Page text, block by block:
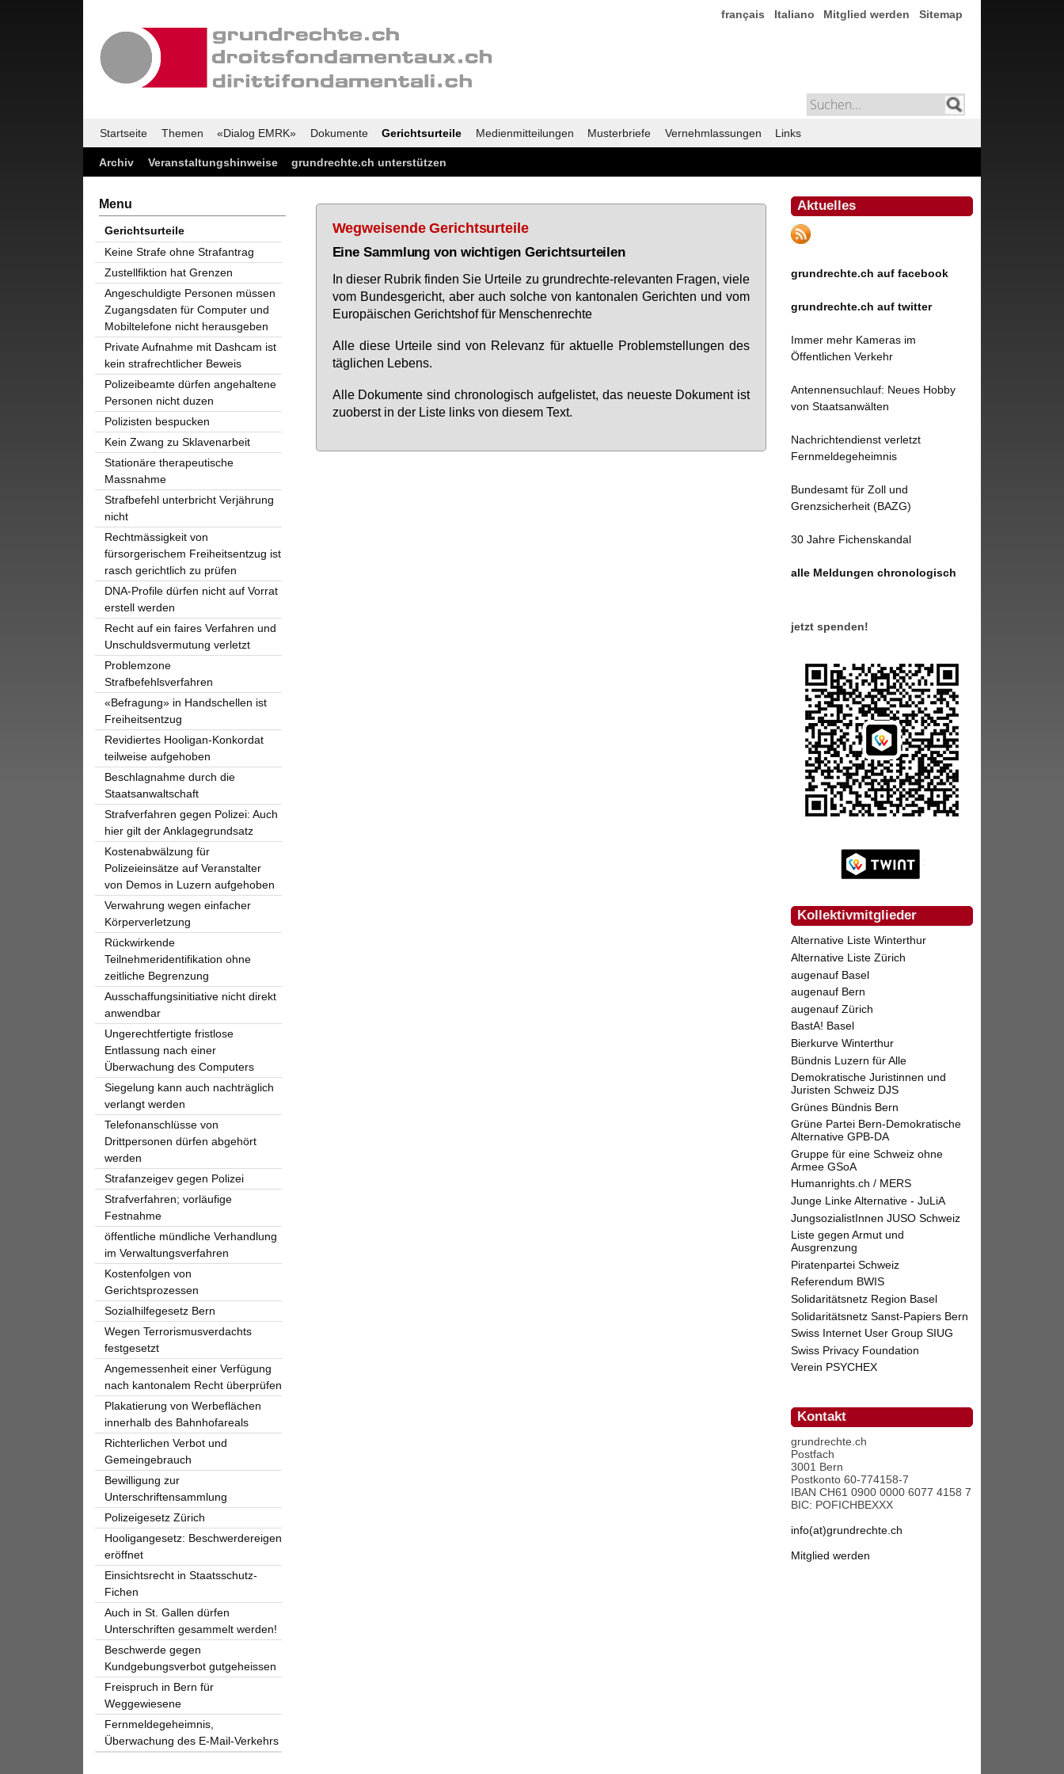
français Italiano Mitglied werden Sitemap
Startseite Themen «Dialog EMRK» Dokumente Gerichtsurteile Medienmitteilungen Musterbriefe Vernehmlassungen Links
Archiv Veranstaltungshinweise grundrechte.ch unterstützen
Weg­wei­sen­de Ge­richts­ur­tei­le
Ei­ne Samm­lung von wich­ti­gen Ge­richts­ur­tei­len
In die­ser Ru­brik fin­den Sie Ur­tei­le zu grund­rech­te-re­le­van­ten Fra­gen, vie­le
vom Bun­des­ge­richt, aber auch sol­che von kan­to­na­len Ge­rich­ten und vom
Eu­ro­päi­schen Ge­richts­hof für Men­schen­rech­te
Al­le die­se Ur­tei­le sind von Re­le­vanz für ak­tu­el­le Pro­blem­stel­lun­gen des
täg­li­chen Le­bens.
Al­le Do­ku­men­te sind chro­no­lo­gisch auf­ge­lis­tet, das neu­es­te Do­ku­ment ist
zu­oberst in der Lis­te links von die­sem Text.
Aktuelles
grundrechte.ch auf facebook
grundrechte.ch auf twitter
Immer mehr Kameras im
Öffentlichen Verkehr
Antennensuchlauf: Neues Hobby
von Staatsanwälten
Nachrichtendienst verletzt
Fernmeldegeheimnis
Bundesamt für Zoll und
Grenzsicherheit (BAZG)
30 Jahre Fichenskandal
alle Meldungen chronologisch
jetzt spenden!
Kollektivmitglieder
Alternative Liste Winterthur
Alternative Liste Zürich
augenauf Basel
augenauf Bern
augenauf Zürich
BastA! Basel
Bierkurve Winterthur
Bündnis Luzern für Alle
Demokratische Juristinnen und
Juristen Schweiz DJS
Grünes Bündnis Bern
Grüne Partei Bern-Demokratische
Alternative GPB-DA
Gruppe für eine Schweiz ohne
Armee GSoA
Humanrights.ch / MERS
Junge Linke Alternative - JuLiA
JungsozialistInnen JUSO Schweiz
Liste gegen Armut und
Ausgrenzung
Piratenpartei Schweiz
Referendum BWIS
Solidaritätsnetz Region Basel
Solidaritätsnetz Sanst-Papiers Bern
Swiss Internet User Group SIUG
Swiss Privacy Foundation
Verein PSYCHEX
Kontakt
grundrechte.ch
Postfach
3001 Bern
Postkonto 60-774158-7
IBAN CH61 0900 0000 6077 4158 7
BIC: POFICHBEXXX
info(at)grundrechte.ch
Mitglied werden
Menu
Gerichtsurteile
Keine Strafe ohne Strafantrag
Zustellfiktion hat Grenzen
Angeschuldigte Personen müssen
Zugangsdaten für Computer und
Mobiltelefone nicht herausgeben
Private Aufnahme mit Dashcam ist
kein strafrechtlicher Beweis
Polizeibeamte dürfen angehaltene
Personen nicht duzen
Polizisten bespucken
Kein Zwang zu Sklavenarbeit
Stationäre therapeutische
Massnahme
Strafbefehl unterbricht Verjährung
nicht
Rechtmässigkeit von
fürsorgerischem Freiheitsentzug ist
rasch gerichtlich zu prüfen
DNA-Profile dürfen nicht auf Vorrat
erstell werden
Recht auf ein faires Verfahren und
Unschuldsvermutung verletzt
Problemzone
Strafbefehlsverfahren
«Befragung» in Handschellen ist
Freiheitsentzug
Revidiertes Hooligan-Konkordat
teilweise aufgehoben
Beschlagnahme durch die
Staatsanwaltschaft
Strafverfahren gegen Polizei: Auch
hier gilt der Anklagegrundsatz
Kostenabwälzung für
Polizeieinsätze auf Veranstalter
von Demos in Luzern aufgehoben
Verwahrung wegen einfacher
Körperverletzung
Rückwirkende
Teilnehmeridentifikation ohne
zeitliche Begrenzung
Ausschaffungsinitiative nicht direkt
anwendbar
Ungerechtfertigte fristlose
Entlassung nach einer
Überwachung des Computers
Siegelung kann auch nachträglich
verlangt werden
Telefonanschlüsse von
Drittpersonen dürfen abgehört
werden
Strafanzeigev gegen Polizei
Strafverfahren; vorläufige
Festnahme
öffentliche mündliche Verhandlung
im Verwaltungsverfahren
Kostenfolgen von
Gerichtsprozessen
Sozialhilfegesetz Bern
Wegen Terrorismusverdachts
festgesetzt
Angemessenheit einer Verfügung
nach kantonalem Recht überprüfen
Plakatierung von Werbeflächen
innerhalb des Bahnhofareals
Richterlichen Verbot und
Gemeingebrauch
Bewilligung zur
Unterschriftensammlung
Polizeigesetz Zürich
Hooligangesetz: Beschwerdereigen
eröffnet
Einsichtsrecht in Staatsschutz-
Fichen
Auch in St. Gallen dürfen
Unterschriften gesammelt werden!
Beschwerde gegen
Kundgebungsverbot gutgeheissen
Freispruch in Bern für
Weggewiesene
Fernmeldegeheimnis,
Überwachung des E-Mail-Verkehrs